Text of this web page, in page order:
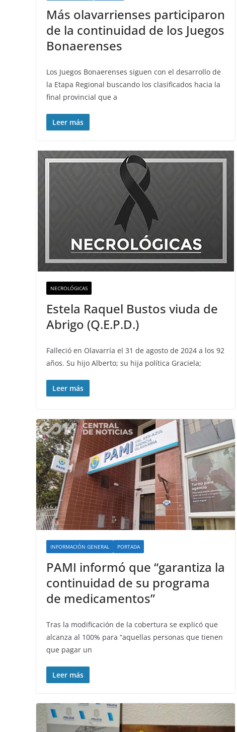
Más olavarrienses participaron
de la continuidad de los Juegos
Bonaerenses
Los Juegos Bonaerenses siguen con el desarrollo de
la Etapa Regional buscando los clasificados hacia la
final provincial que a
Leer más
NECROLÓGICAS
Estela Raquel Bustos viuda de
Abrigo (Q.E.P.D.)
Falleció en Olavarría el 31 de agosto de 2024 a los 92
años. Su hijo Alberto; su hija política Graciela;
Leer más
INFORMACIÓN GENERAL PORTADA
PAMI informó que “garantiza la
continuidad de su programa
de medicamentos”
Tras la modificación de la cobertura se explicó que
alcanza al 100% para “aquellas personas que tienen
que pagar un
Leer más